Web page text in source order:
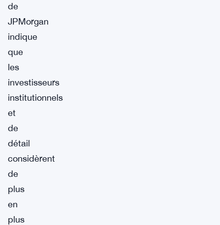
de
JPMorgan
indique
que
les
investisseurs
institutionnels
et
de
détail
considèrent
de
plus
en
plus